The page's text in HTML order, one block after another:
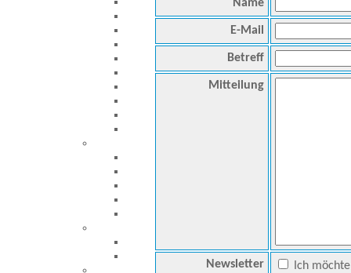
Name
E-Mail
Betreff
Mitteilung
Newsletter Ich